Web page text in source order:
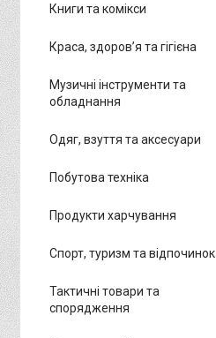
Книги та комікси
Краса, здоров’я та гігієна
Музичні інструменти та
обладнання
Одяг, взуття та аксесуари
Побутова техніка
Продукти харчування
Спорт, туризм та відпочинок
Тактичні товари та
спорядження